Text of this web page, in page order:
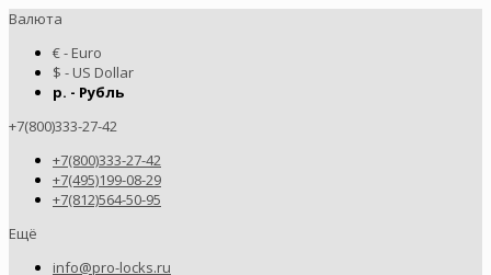
Валюта
€ - Euro
$ - US Dollar
р. - Рубль
+7(800)333-27-42
+7(800)333-27-42
+7(495)199-08-29
+7(812)564-50-95
Ещё
info@pro-locks.ru